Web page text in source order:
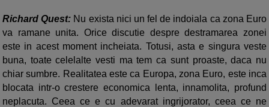
Richard Quest: Nu exista nici un fel de indoiala ca zona Euro
va ramane unita. Orice discutie despre destramarea zonei
este in acest moment incheiata. Totusi, asta e singura veste
buna, toate celelalte vesti ma tem ca sunt proaste, daca nu
chiar sumbre. Realitatea este ca Europa, zona Euro, este inca
blocata intr-o crestere economica lenta, innamolita, profund
neplacuta. Ceea ce e cu adevarat ingrijorator, ceea ce ne